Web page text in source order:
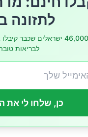
אשם
לתזונה
הצטרפו ל-46,000 ישראלים
לבריאות
כן, שלחו לי את